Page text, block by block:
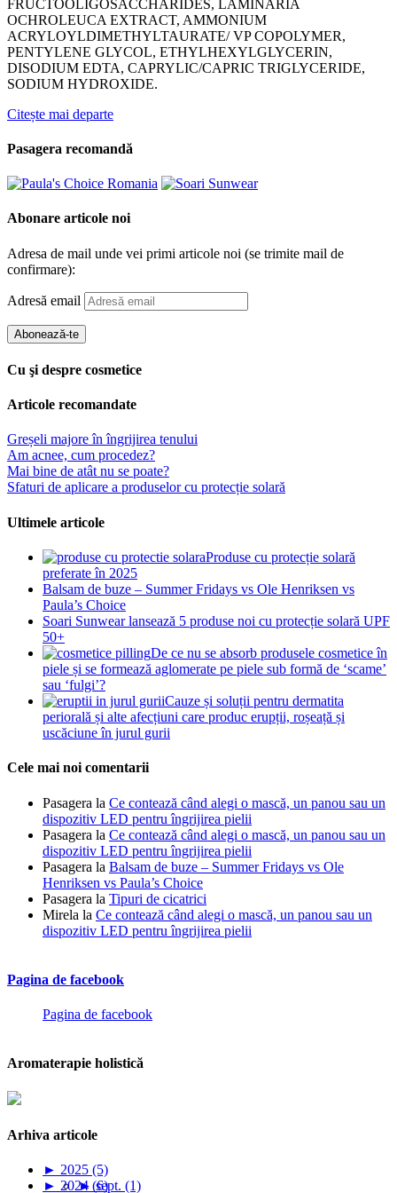
FRUCTOOLIGOSACCHARIDES, LAMINARIA
OCHROLEUCA EXTRACT, AMMONIUM
ACRYLOYLDIMETHYLTAURATE/ VP COPOLYMER,
PENTYLENE GLYCOL, ETHYLHEXYLGLYCERIN,
DISODIUM EDTA, CAPRYLIC/CAPRIC TRIGLYCERIDE,
SODIUM HYDROXIDE.
Citește mai departe
Pasagera recomandă
Abonare articole noi
Adresa de mail unde vei primi articole noi (se trimite mail de
confirmare):
Adresă email
Abonează-te
Cu şi despre cosmetice
Articole recomandate
Greșeli majore în îngrijirea tenului
Am acnee, cum procedez?
Mai bine de atât nu se poate?
Sfaturi de aplicare a produselor cu protecție solară
Ultimele articole
Produse cu protecție solară
preferate în 2025
Balsam de buze – Summer Fridays vs Ole Henriksen vs
Paula’s Choice
Soari Sunwear lansează 5 produse noi cu protecție solară UPF
50+
De ce nu se absorb produsele cosmetice în
piele și se formează aglomerate pe piele sub formă de ‘scame’
sau ‘fulgi’?
Cauze și soluții pentru dermatita
periorală și alte afecțiuni care produc erupții, roșeață și
uscăciune în jurul gurii
Cele mai noi comentarii
Pasagera la Ce contează când alegi o mască, un panou sau un
dispozitiv LED pentru îngrijirea pielii
Pasagera la Ce contează când alegi o mască, un panou sau un
dispozitiv LED pentru îngrijirea pielii
Pasagera la Balsam de buze – Summer Fridays vs Ole
Henriksen vs Paula’s Choice
Pasagera la Tipuri de cicatrici
Mirela la Ce contează când alegi o mască, un panou sau un
dispozitiv LED pentru îngrijirea pielii
Pagina de facebook
Pagina de facebook
Aromaterapie holistică
Arhiva articole
► 2025 (5)
► sept. (1)
► 2024 (6)